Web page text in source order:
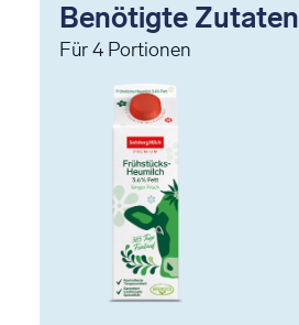
Benötigte Zutaten
Für4 Portionen